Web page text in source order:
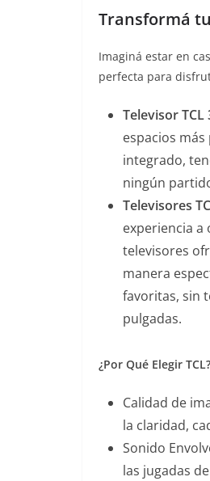
Transformá
Imaginá estar en
perfecta para
Televisor TCL
espacios
integrado,
ningún
Televisores
experiencia a
televisores
manera
favoritas, sin
pulgadas.
¿Por Qué Elegir TCL?
Calidad de
la claridad,
Sonido
las jugadas